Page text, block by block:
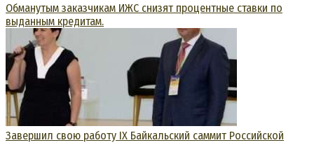
Обманутым заказчикам ИЖС снизят процентные ставки по
выданным кредитам.
Завершил свою работу IX Байкальский саммит Российской